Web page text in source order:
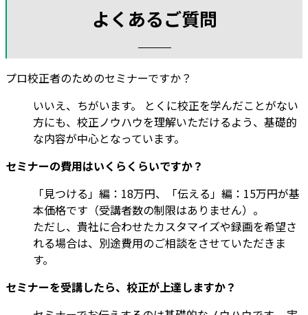
よくあるご質問
プロ校正者のためのセミナーですか？
いいえ、ちがいます。 とくに校正を学んだことがない
方にも、校正ノウハウを理解いただけるよう、基礎的
な内容が中心となっています。
セミナーの費用はいくらくらいですか？
「見つける」編：18万円、「伝える」編：15万円が基
本価格です（受講者数の制限はありません）。
ただし、貴社に合わせたカスタマイズや録画を希望さ
れる場合は、別途費用のご相談をさせていただきま
す。
セミナーを受講したら、校正が上達しますか？